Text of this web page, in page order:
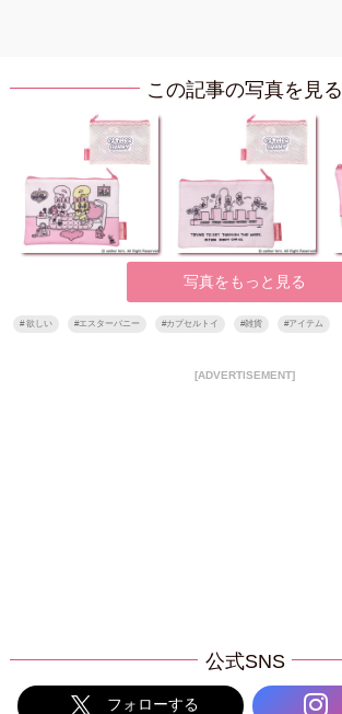
この記事の写真を見る
写真をもっと見る
#欲しい #エスターバニー #カプセルトイ #雑貨 #アイテム
[ADVERTISEMENT]
公式SNS
フォローする